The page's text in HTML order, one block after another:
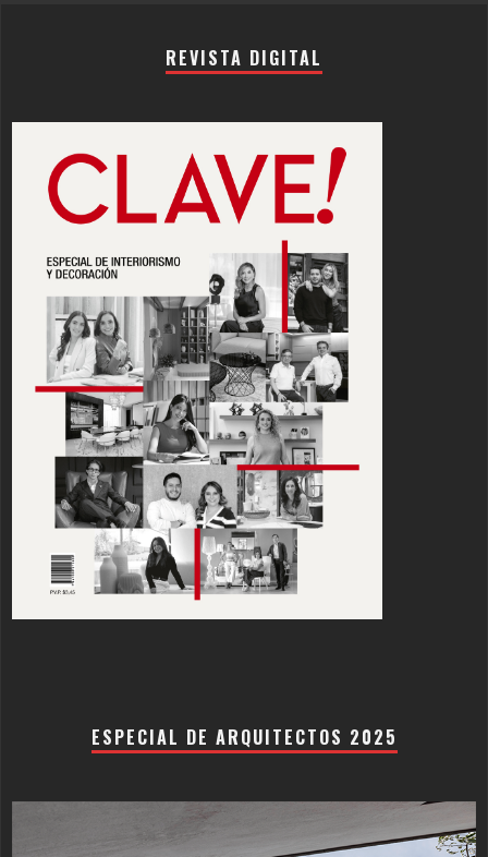
REVISTA DIGITAL
ESPECIAL DE ARQUITECTOS 2025